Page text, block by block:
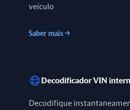
veículo
Saber mais →
Decodificador VIN
Decodifique